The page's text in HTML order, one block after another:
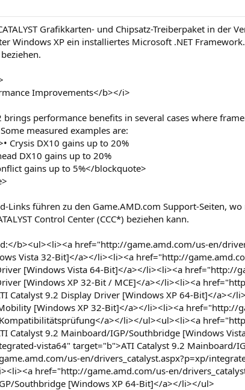
Grafikkarten- und Chipsatz-Treiberpaket in der
Windows XP ein installiertes Microsoft .NET
Improvements</b></i>
brings performance benefits in several cases where
measured examples are:
Crysis DX10 gains up to 20%
DX10 gains up to 20%
gains up to 5%</blockquote>
Links führen zu den Game.AMD.com Support-Seiten,
Control Center (CCC*) beziehen kann.
b><ul><li><a href="http://game.amd.com/us-en/
Vista 32-Bit]</a></li><li><a href="http://
[Windows Vista 64-Bit]</a></li><li><a href="http://
[Windows XP 32-Bit / MCE]</a></li><li><a
Catalyst 9.2 Display Driver [Windows XP 64-Bit]</
[Windows XP 32-Bit]</a></li><li><a href="http://
a></li></ul><ul><li><a
Catalyst 9.2 Mainboard/IGP/Southbridge [Windows
vista64" target="b">ATI Catalyst 9.2 Mainboard/
us-en/drivers_catalyst.aspx?p=xp/
href="http://game.amd.com/us-en/
Southbridge [Windows XP 64-Bit]</a></li></ul>